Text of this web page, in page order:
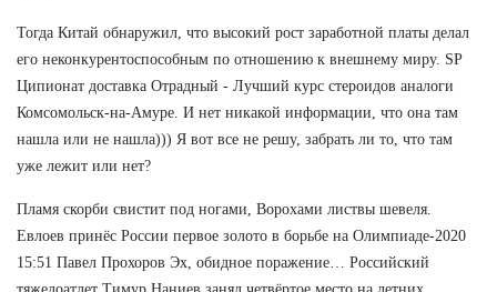
Тогда Китай обнаружил, что высокий рост заработной платы делал
его неконкурентоспособным по отношению к внешнему миру. SP
Ципионат доставка Отрадный - Лучший курс стероидов аналоги
Комсомольск-на-Амуре. И нет никакой информации, что она там
нашла или не нашла))) Я вот все не решу, забрать ли то, что там
уже лежит или нет?
Пламя скорби свистит под ногами, Ворохами листвы шевеля.
Евлоев принёс России первое золото в борьбе на Олимпиаде-2020
15:51 Павел Прохоров Эх, обидное поражение… Российский